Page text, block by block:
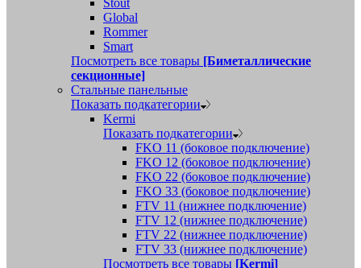
Stout
Global
Rommer
Smart
Посмотреть все товары [Биметаллические
секционные]
Стальные панельные
Показать подкатегории
Kermi
Показать подкатегории
FKO 11 (боковое подключение)
FKO 12 (боковое подключение)
FKO 22 (боковое подключение)
FKO 33 (боковое подключение)
FTV 11 (нижнее подключение)
FTV 12 (нижнее подключение)
FTV 22 (нижнее подключение)
FTV 33 (нижнее подключение)
Посмотреть все товары [Kermi]